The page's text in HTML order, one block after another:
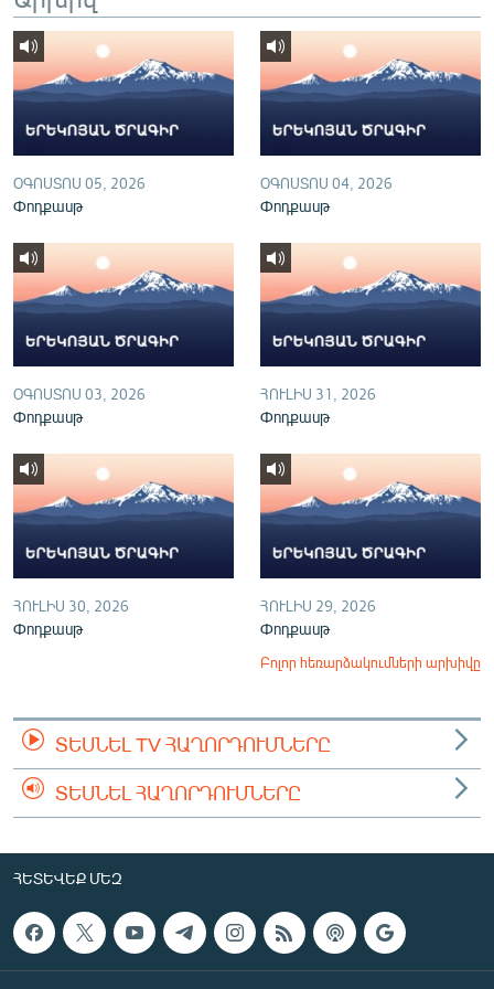
English
Русский
«Ազատության» բոլոր կայքերը
ՕԳՈՍՏՈՍ 05, 2026
Փոդքասթ
ՕԳՈՍՏՈՍ 04, 2026
Փոդքասթ
ՕԳՈՍՏՈՍ 03, 2026
Փոդքասթ
ՀՈՒԼԻՍ 31, 2026
Փոդքասթ
ՀՈՒԼԻՍ 30, 2026
Փոդքասթ
ՀՈՒԼԻՍ 29, 2026
Փոդքասթ
Բոլոր հեռարձակումների արխիվը
ՏԵՍՆԵԼ TV ՀԱՂՈՐԴՈՒՄՆԵՐԸ
ՏԵՍՆԵԼ ՀԱՂՈՐԴՈՒՄՆԵՐԸ
ՀԵՏԵՎԵՔ ՄԵԶ